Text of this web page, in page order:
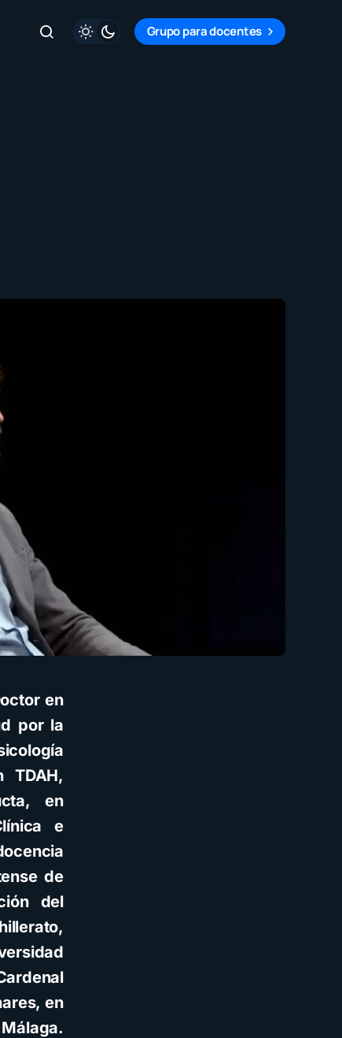
Grupo para docentes
en
por la
TDAH,
en
e
de
del
en